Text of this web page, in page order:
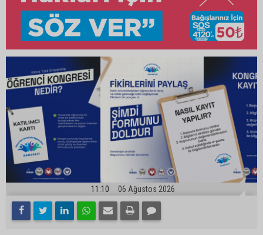
11:10 06 Ağustos 2026